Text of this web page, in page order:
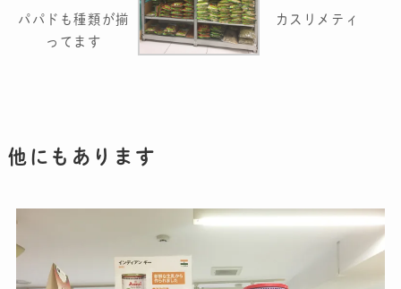
パパドも種類が揃
ってます
カスリメティ
他にもあります